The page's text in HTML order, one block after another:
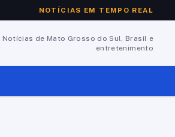
NOTÍCIAS EM TEMPO REAL
Notícias de Mato Grosso do Sul, Brasil e
entretenimento